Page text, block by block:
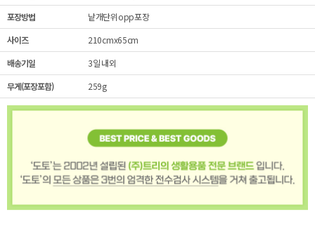
포장방법
낱개단위opp포장
사이즈
210cmx65cm
배송기일
3일 내외
무게(포장포함)
259g